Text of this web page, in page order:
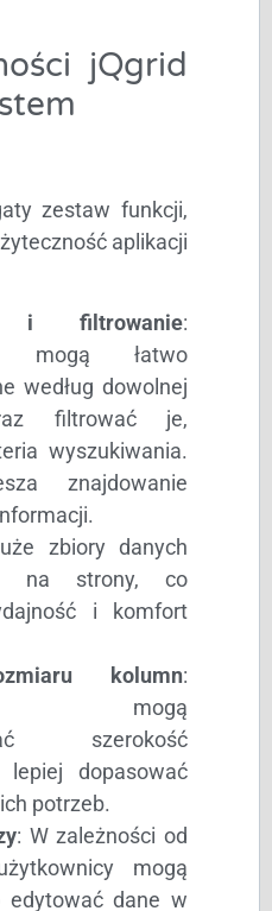
jQgrid
zestaw funkcji,
aplikacji
i filtrowanie:
mogą łatwo
według dowolnej
filtrować je,
wyszukiwania.
znajdowanie
zbiory danych
na strony, co
i komfort
kolumn:
mogą
szerokość
lepiej dopasować
potrzeb.
: W zależności od
mogą
edytować dane w